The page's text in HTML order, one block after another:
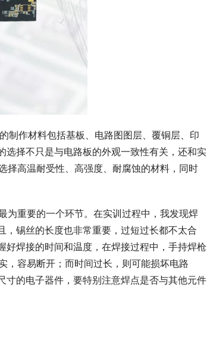
制作材料包括基板、电路图图层、覆铜层、印
择不只是与电路板的外观一致性有关，还和实
择高温耐受性、高强度、耐腐蚀的材料，同时
为重要的一个环节。在实训过程中，我发现焊
锡丝的长度也非常重要，过短过长都不太合
焊接的时间和温度，在焊接过程中，手持焊枪
，容易断开；而时间过长，则可能损坏电路
的电子器件，要特别注意焊点是否与其他元件